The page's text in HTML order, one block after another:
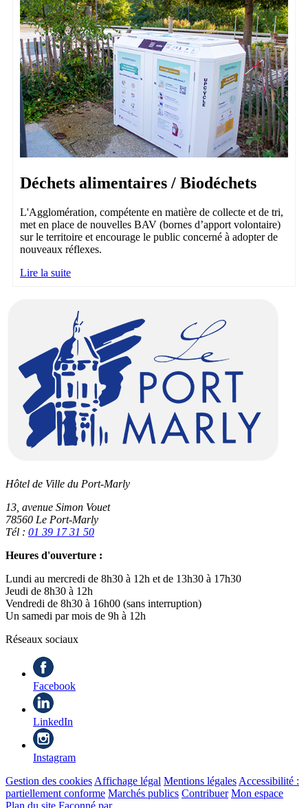
Déchets alimentaires / Biodéchets
L'Agglomération, compétente en matière de collecte et de tri,
met en place de nouvelles BAV (bornes d’apport volontaire)
sur le territoire et encourage le public concerné à adopter de
nouveaux réflexes.
Lire la suite
Hôtel de Ville du Port-Marly
13, avenue Simon Vouet
78560 Le Port-Marly
Tél : 01 39 17 31 50
Heures d'ouverture :
Lundi au mercredi de 8h30 à 12h et de 13h30 à 17h30
Jeudi de 8h30 à 12h
Vendredi de 8h30 à 16h00 (sans interruption)
Un samedi par mois de 9h à 12h
Réseaux sociaux
Facebook
LinkedIn
Instagram
Gestion des cookies Affichage légal Mentions légales Accessibilité :
partiellement conforme Marchés publics Contribuer Mon espace
Plan du site Façonné par